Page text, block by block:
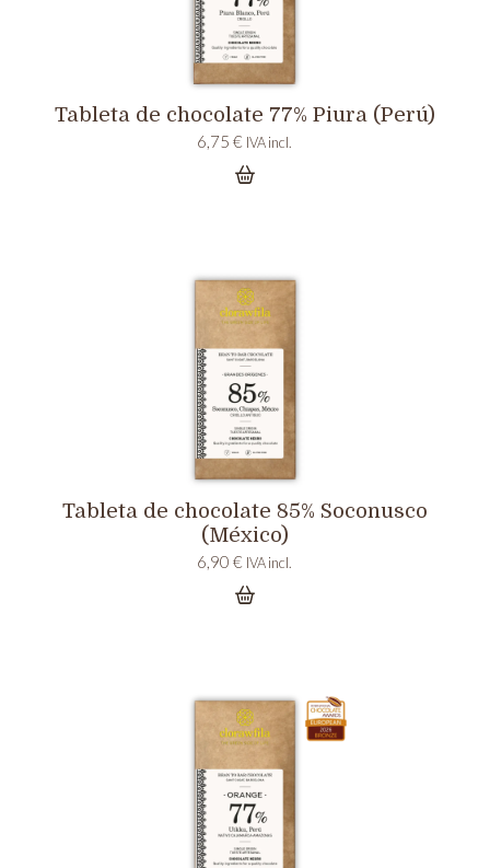
Tableta de chocolate 77% Piura (Perú)
6,75€ IVA incl.
Tableta de chocolate 85% Soconusco
(México)
6,90€ IVA incl.